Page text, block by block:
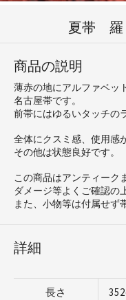
夏帯 羅
商品の説明
薄赤の地にアルファベッ
名古屋帯です。
前帯にはゆるいタッチの
全体にクスミ感、使用感
その他は状態良好です。
この商品はアンティーク
ダメージ等よくご確認の
また、小物等は付属せず
詳細
長さ